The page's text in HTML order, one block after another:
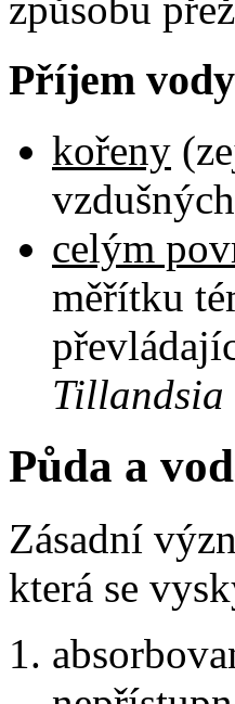
Příjem vody
kořeny
celým
měřítku
Tillandsia
Půda a
Zásadní
která se